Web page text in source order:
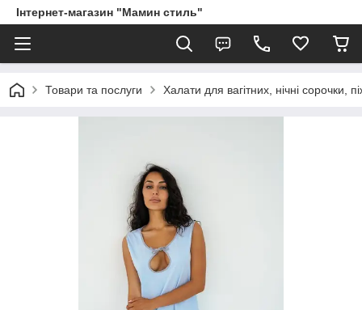
Інтернет-магазин "Мамин стиль"
Товари та послуги Халати для вагітних, нічні сорочки,